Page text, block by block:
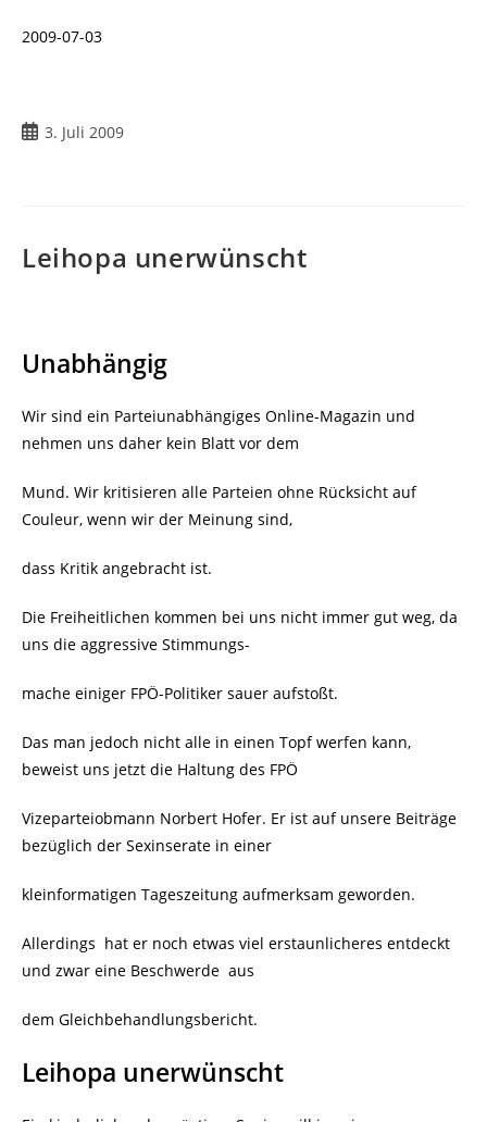
2009-07-03
Beitrag3. Juli 2009
Leihopa unerwünscht
Unabhängig
Wir sind ein Parteiunabhängiges Online-Magazin und
nehmen uns daher kein Blatt vor dem
Mund. Wir kritisieren alle Parteien ohne Rücksicht auf
Couleur, wenn wir der Meinung sind,
dass Kritik angebracht ist.
Die Freiheitlichen kommen bei uns nicht immer gut weg, da
uns die aggressive Stimmungs-
mache einiger FPÖ-Politiker sauer aufstoßt.
Das man jedoch nicht alle in einen Topf werfen kann,
beweist uns jetzt die Haltung des FPÖ
Vizeparteiobmann Norbert Hofer. Er ist auf unsere Beiträge
bezüglich der Sexinserate in einer
kleinformatigen Tageszeitung aufmerksam geworden.
Allerdings hat er noch etwas viel erstaunlicheres entdeckt
und zwar eine Beschwerde aus
dem Gleichbehandlungsbericht.
Leihopa unerwünscht